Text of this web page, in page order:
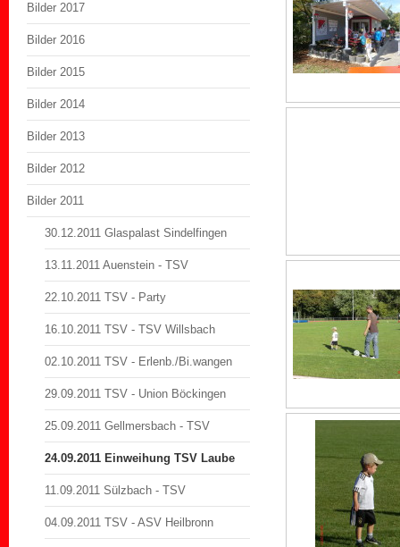
Bilder 2017
Bilder 2016
Bilder 2015
Bilder 2014
Bilder 2013
Bilder 2012
Bilder 2011
30.12.2011 Glaspalast Sindelfingen
13.11.2011 Auenstein - TSV
22.10.2011 TSV - Party
16.10.2011 TSV - TSV Willsbach
02.10.2011 TSV - Erlenb./Bi.wangen
29.09.2011 TSV - Union Böckingen
25.09.2011 Gellmersbach - TSV
24.09.2011 Einweihung TSV Laube
11.09.2011 Sülzbach - TSV
04.09.2011 TSV - ASV Heilbronn